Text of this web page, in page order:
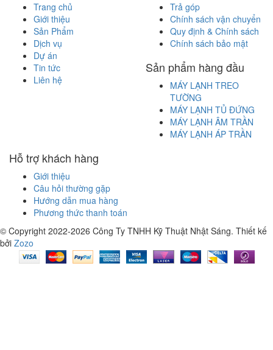
Trang chủ
Giới thiệu
Sản Phẩm
Dịch vụ
Dự án
Tin tức
Liên hệ
Trả góp
Chính sách vận chuyển
Quy định & Chính sách
Chính sách bảo mật
Sản phẩm hàng đầu
MÁY LẠNH TREO
TƯỜNG
MÁY LẠNH TỦ ĐỨNG
MÁY LẠNH ÂM TRẦN
MÁY LẠNH ÁP TRẦN
Hỗ trợ khách hàng
Giới thiệu
Câu hỏi thường gặp
Hướng dẫn mua hàng
Phương thức thanh toán
© Copyright 2022-2026 Công Ty TNHH Kỹ Thuật Nhật Sáng. Thiết kế
bởi Zozo